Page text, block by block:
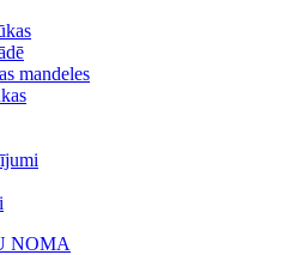
mandeles
NOMA